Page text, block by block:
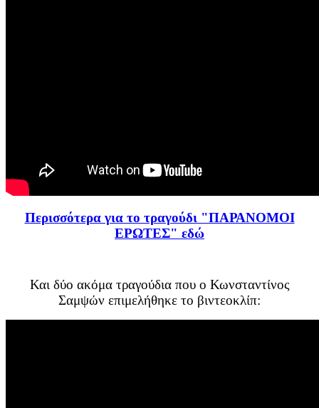
Περισσότερα για το τραγούδι "ΠΑΡΑΝΟΜΟΙ
ΕΡΩΤΕΣ" εδώ
Και δύο ακόμα τραγούδια που ο Κωνσταντίνος
Σαμψών επιμελήθηκε το βιντεοκλίπ: